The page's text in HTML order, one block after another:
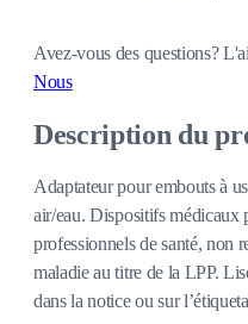
Avez-vous des questions?
Nous
Description du
Adaptateur pour embouts à
air/eau. Dispositifs médicaux
professionnels de santé, non
maladie au titre de la LPP.
dans la notice ou sur